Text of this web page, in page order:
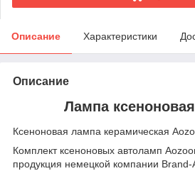
Описание Характеристики
Описание
Лампа
Ксеноновая лампа керамическая
Комплект ксеноновых автоламп
продукция немецкой компании